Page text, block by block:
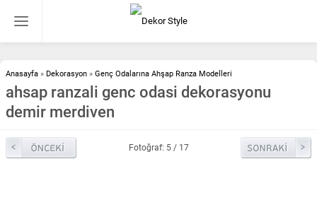
Anasayfa » Dekorasyon » Genç Odalarına Ahşap Ranza Modelleri
ahsap ranzali genc odasi dekorasyonu
demir merdiven
Fotoğraf: 5 / 17